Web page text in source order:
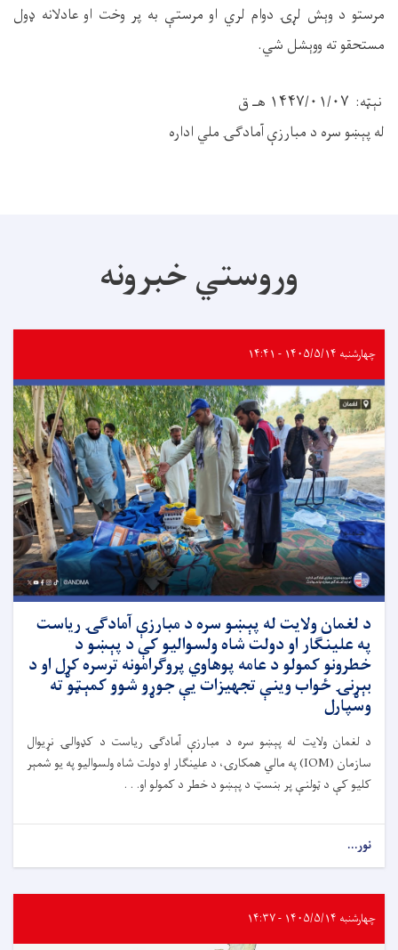
مرستو د وېش لړۍ دوام لري او مرستې به پر وخت او عادلانه ډول
مستحقو ته ووېشل شي.
نېټه: ۱۴۴۷/۰۱/۰۷ هـ ق
له پېښو سره د مبارزې آمادګۍ ملي اداره
وروستي خبرونه
چهارشنبه ۱۴۰۵/۵/۱۴ - ۱۴:۴۱
د لغمان ولایت له پېښو سره د مبارزې آمادګۍ ریاست
په علینګار او دولت شاه ولسوالیو کې د پېښو د
خطرونو کمولو د عامه پوهاوي پروګرامونه ترسره کړل او د
بېړنۍ ځواب وینې تجهیزات یې جوړو شوو کمېټو ته
وسپارل
د لغمان ولایت له پېښو سره د مبارزې آمادګۍ ریاست د کډوالۍ نړیوال
سازمان (IOM) په مالي همکارۍ، د علینګار او دولت شاه ولسوالیو په یو شمېر
کلیو کې د ټولنې پر بنسټ د پېښو د خطر د کمولو او. . .
نور...
چهارشنبه ۱۴۰۵/۵/۱۴ - ۱۴:۳۷